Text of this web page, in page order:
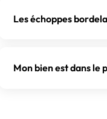
vente (6 ans en
Les échoppes
obligatoire à la
Mon bien est dans le